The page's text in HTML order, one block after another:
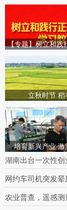
立秋时节 稻
培育新兴产业
湖南出台一次性
网约车司机突发
农业普查，遥感测